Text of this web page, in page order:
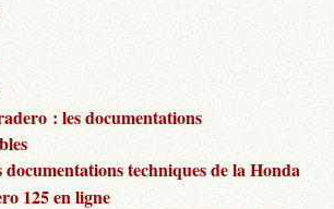
: les documentations
documentations techniques de la Honda
125 en ligne